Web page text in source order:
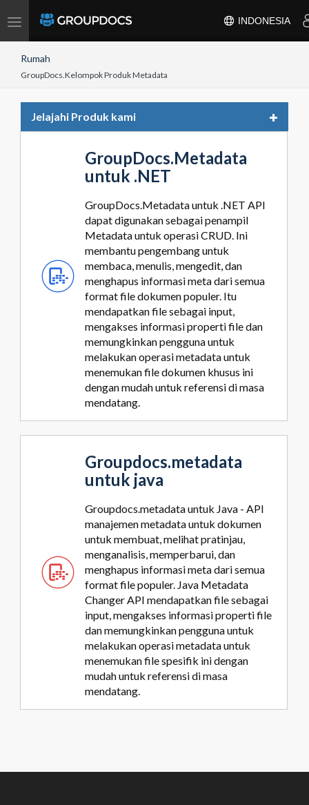
Toggle
INDONESIA
Rumah
GroupDocs.Kelompok Produk Metadata
Jelajahi Produk kami
Toggle
GroupDocs.Metadata
untuk .NET
GroupDocs.Metadata untuk .NET API
dapat digunakan sebagai penampil
Metadata untuk operasi CRUD. Ini
membantu pengembang untuk
membaca, menulis, mengedit, dan
menghapus informasi meta dari semua
format file dokumen populer. Itu
mendapatkan file sebagai input,
mengakses informasi properti file dan
memungkinkan pengguna untuk
melakukan operasi metadata untuk
menemukan file dokumen khusus ini
dengan mudah untuk referensi di masa
mendatang.
Groupdocs.metadata
untuk java
Groupdocs.metadata untuk Java - API
manajemen metadata untuk dokumen
untuk membuat, melihat pratinjau,
menganalisis, memperbarui, dan
menghapus informasi meta dari semua
format file populer. Java Metadata
Changer API mendapatkan file sebagai
input, mengakses informasi properti file
dan memungkinkan pengguna untuk
melakukan operasi metadata untuk
menemukan file spesifik ini dengan
mudah untuk referensi di masa
mendatang.